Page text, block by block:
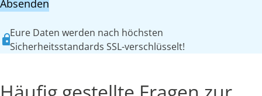
Absenden
Eure Daten werden nach höchsten
Sicherheitsstandards SSL-verschlüsselt!